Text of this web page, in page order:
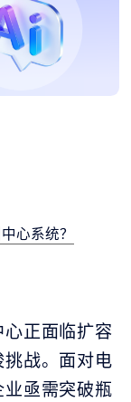
心系统？
正面临扩容
战。面对电
亟需突破瓶